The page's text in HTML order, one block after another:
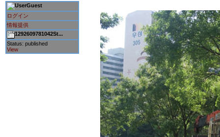
Guest
ログイン
情報提供
1292609781042St...
Status: published
View